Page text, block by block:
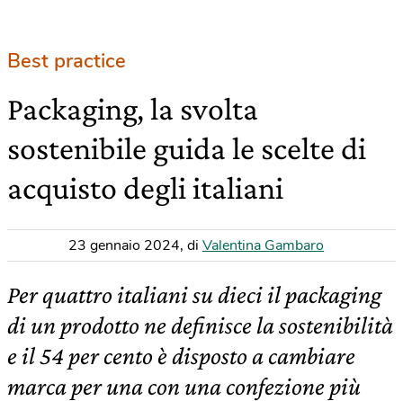
Best practice
Packaging, la svolta
sostenibile guida le scelte di
acquisto degli italiani
23 gennaio 2024, di Valentina Gambaro
Per quattro italiani su dieci il packaging
di un prodotto ne definisce la sostenibilità
e il 54 per cento è disposto a cambiare
marca per una con una confezione più